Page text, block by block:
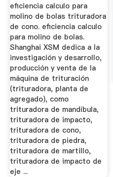
eficiencia calculo para
molino de bolas trituradora
de cono. eficiencia calculo
para molino de bolas.
Shanghai XSM dedica a la
investigación y desarrollo,
producción y venta de la
máquina de trituración
(trituradora, planta de
agregado), como
trituradora de mandíbula,
trituradora de impacto,
trituradora de cono,
trituradora de piedra,
trituradora de martillo,
trituradora de impacto de
eje ...